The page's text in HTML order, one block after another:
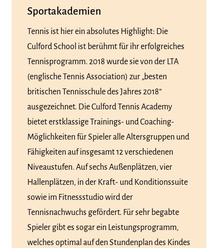
Sportakademien
Tennis ist hier ein absolutes Highlight: Die
Culford School ist berühmt für ihr erfolgreiches
Tennisprogramm. 2018 wurde sie von der LTA
(englische Tennis Association) zur „besten
britischen Tennisschule des Jahres 2018“
ausgezeichnet. Die Culford Tennis Academy
bietet erstklassige Trainings- und Coaching-
Möglichkeiten für Spieler alle Altersgruppen und
Fähigkeiten auf insgesamt 12 verschiedenen
Niveaustufen. Auf sechs Außenplätzen, vier
Hallenplätzen, in der Kraft- und Konditionssuite
sowie im Fitnessstudio wird der
Tennisnachwuchs gefördert. Für sehr begabte
Spieler gibt es sogar ein Leistungsprogramm,
welches optimal auf den Stundenplan des Kindes